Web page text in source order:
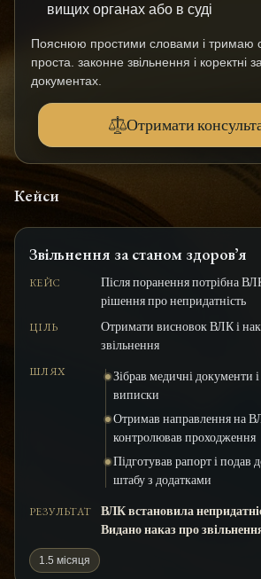
вищих органах або в суді
Пояснюю простими словами і тримаю
проста. законне звільнення і коректні
документах.
Отримати
Кейси
Звільнення за станом здоровʼя
КЕЙС
Після поранення потрібна
рішення про непридатність
ЦІЛЬ
Отримати висновок ВЛК і
звільнення
ШЛЯХ
Зібрав медичні документи і
виписки
Отримав направлення на
контролював проходження
Підготував рапорт і подав
штабу з додатками
РЕЗУЛЬТАТ
ВЛК встановила
Видано наказ про
1.5 місяця